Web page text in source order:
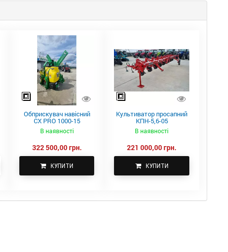
Обприскувач навісний
CX PRO 1000-15
В наявності
322 500,00 грн.
КУПИТИ
Культиватор просапний
КПН-5,6-05
В наявності
221 000,00 грн.
КУПИТИ